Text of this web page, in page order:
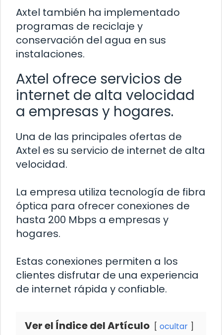
Axtel también ha implementado
programas de reciclaje y
conservación del agua en sus
instalaciones.
Axtel ofrece servicios de
internet de alta velocidad
a empresas y hogares.
Una de las principales ofertas de
Axtel es su servicio de internet de alta
velocidad.
La empresa utiliza tecnología de fibra
óptica para ofrecer conexiones de
hasta 200 Mbps a empresas y
hogares.
Estas conexiones permiten a los
clientes disfrutar de una experiencia
de internet rápida y confiable.
Ver el Índice del Artículo ocultar